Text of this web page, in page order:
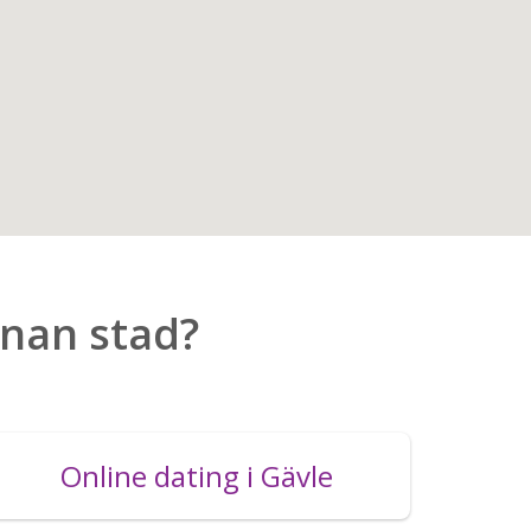
stad?
Online dating i Gävle